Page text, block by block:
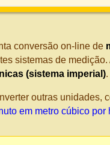
conversão on-line de
sistemas de medição.
(sistema imperial).
outras unidades,
em metro cúbico por